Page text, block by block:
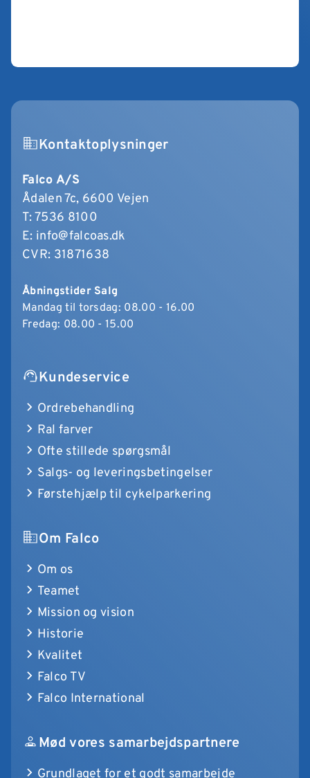
Kontaktoplysninger
Falco A/S
Ådalen 7c, 6600 Vejen
T:7536 8100
E: info@falcoas.dk
CVR: 31871638
Åbningstider Salg
Mandag til torsdag: 08.00 - 16.00
Fredag: 08.00 - 15.00
Kundeservice
Ordrebehandling
Ral farver
Ofte stillede spørgsmål
Salgs- og leveringsbetingelser
Førstehjælp til cykelparkering
Om Falco
Om os
Teamet
Mission og vision
Historie
Kvalitet
Falco TV
Falco International
Mød vores samarbejdspartnere
Grundlaget for et godt samarbejde